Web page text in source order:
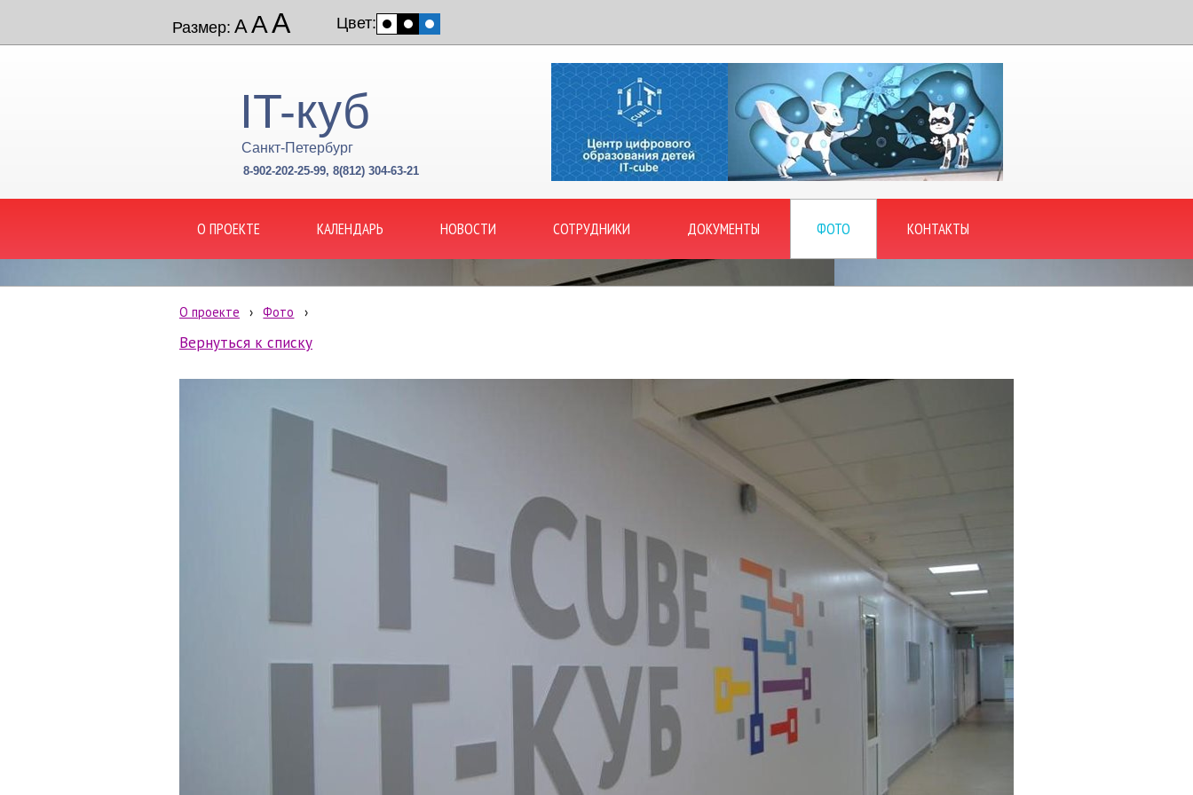
Размер: ААА Цвет:
IT-куб
Санкт-Петербург
8-902-202-25-99, 8(812) 304-63-21
О ПРОЕКТЕ КАЛЕНДАРЬ НОВОСТИ СОТРУДНИКИ ДОКУМЕНТЫ ФОТО КОНТАКТЫ
О проекте › Фото ›
Вернуться к списку